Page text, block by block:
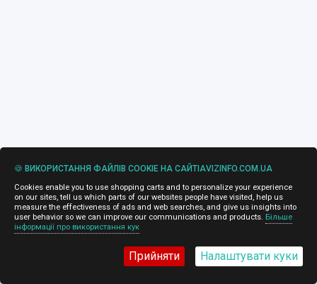
🍪 ВИКОРИСТАННЯ ФАЙЛІВ COOKIE НА САЙТІAVIZINFO.COM.UA
Cookies enable you to use shopping carts and to personalize your experience
on our sites, tell us which parts of our websites people have visited, help us
measure the effectiveness of ads and web searches, and give us insights into
user behavior so we can improve our communications and products. Більше
інформації про використання кук
Прийняти Налаштувати куки